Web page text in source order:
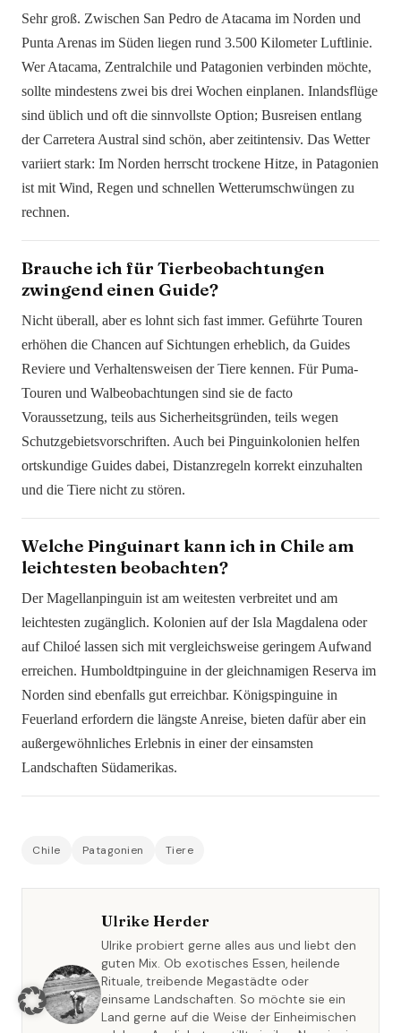
Sehr groß. Zwischen San Pedro de Atacama im Norden und
Punta Arenas im Süden liegen rund 3.500 Kilometer Luftlinie.
Wer Atacama, Zentralchile und Patagonien verbinden möchte,
sollte mindestens zwei bis drei Wochen einplanen. Inlandsflüge
sind üblich und oft die sinnvollste Option; Busreisen entlang
der Carretera Austral sind schön, aber zeitintensiv. Das Wetter
variiert stark: Im Norden herrscht trockene Hitze, in Patagonien
ist mit Wind, Regen und schnellen Wetterumschwüngen zu
rechnen.
Brauche ich für Tierbeobachtungen
zwingend einen Guide?
Nicht überall, aber es lohnt sich fast immer. Geführte Touren
erhöhen die Chancen auf Sichtungen erheblich, da Guides
Reviere und Verhaltensweisen der Tiere kennen. Für Puma-
Touren und Walbeobachtungen sind sie de facto
Voraussetzung, teils aus Sicherheitsgründen, teils wegen
Schutzgebietsvorschriften. Auch bei Pinguinkolonien helfen
ortskundige Guides dabei, Distanzregeln korrekt einzuhalten
und die Tiere nicht zu stören.
Welche Pinguinart kann ich in Chile am
leichtesten beobachten?
Der Magellanpinguin ist am weitesten verbreitet und am
leichtesten zugänglich. Kolonien auf der Isla Magdalena oder
auf Chiloé lassen sich mit vergleichsweise geringem Aufwand
erreichen. Humboldtpinguine in der gleichnamigen Reserva im
Norden sind ebenfalls gut erreichbar. Königspinguine in
Feuerland erfordern die längste Anreise, bieten dafür aber ein
außergewöhnliches Erlebnis in einer der einsamsten
Landschaften Südamerikas.
Chile Patagonien Tiere
Ulrike Herder
Ulrike probiert gerne alles aus und liebt den
guten Mix. Ob exotisches Essen, heilende
Rituale, treibende Megastädte oder
einsame Landschaften. So möchte sie ein
Land gerne auf die Weise der Einheimischen